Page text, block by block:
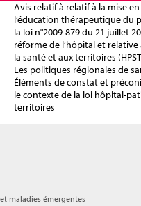
Avis relatif à relatif à la mise
l’éducation thérapeutique du
la loi n°2009-879 du 21 juillet
réforme de l’hôpital et relative
la santé et aux territoires
Les politiques régionales de
Éléments de constat et
le contexte de la loi hôpital-
territoires
maladies émergentes